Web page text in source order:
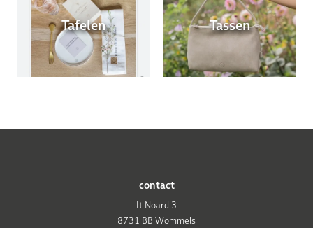
Tafelen Tassen
contact
It Noard 3
8731 BB Wommels